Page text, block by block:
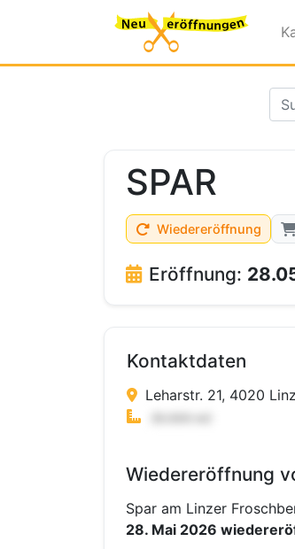
SPAR
Wiedereröffnung
Eröffnung:
Kontaktdaten
Leharstr. 21, 4020 Linz
Wiedereröffnung
Spar am Linzer
28. Mai 2026